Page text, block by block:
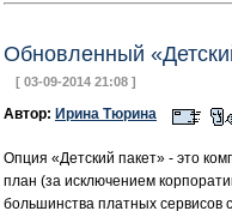
Обновленный
[ 03-09-2014 21:08 ]
Автор: Ирина Тюрина
Опция «Детский пакет» - это
план (за исключением
большинства платных сервисов